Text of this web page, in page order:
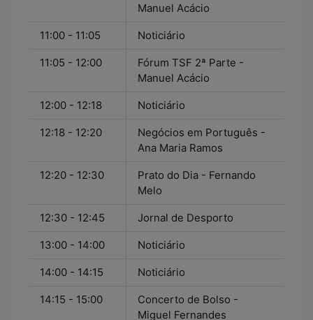
Manuel Acácio
11:00 - 11:05 Noticiário
11:05 - 12:00
Fórum TSF 2ª Parte -
Manuel Acácio
12:00 - 12:18 Noticiário
12:18 - 12:20
Negócios em Português -
Ana Maria Ramos
12:20 - 12:30
Prato do Dia - Fernando
Melo
12:30 - 12:45 Jornal de Desporto
13:00 - 14:00 Noticiário
14:00 - 14:15 Noticiário
14:15 - 15:00
Concerto de Bolso -
Miguel Fernandes